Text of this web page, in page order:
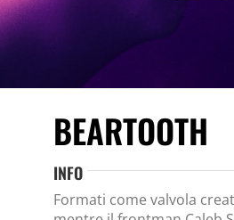
BEARTOOTH
INFO
Formati come valvola